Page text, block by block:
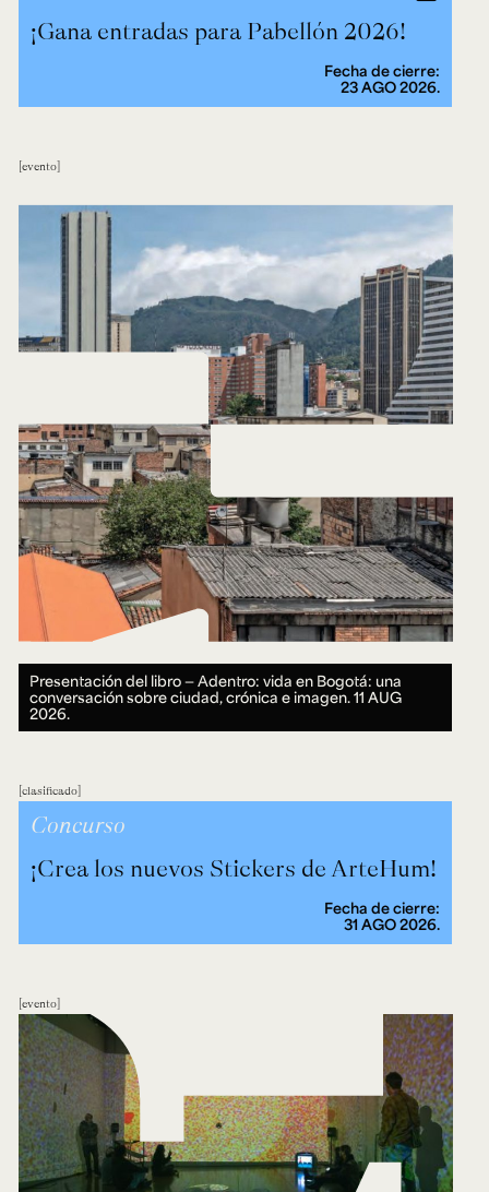
¡Gana entradas para Pabellón 2026!
Fecha de cierre:
23 AGO 2026.
evento
Presentación del libro — Adentro: vida en Bogotá: una
conversación sobre ciudad, crónica e imagen.11 AUG
2026.
clasificado
Concurso
¡Crea los nuevos Stickers de ArteHum!
Fecha de cierre:
31 AGO 2026.
evento